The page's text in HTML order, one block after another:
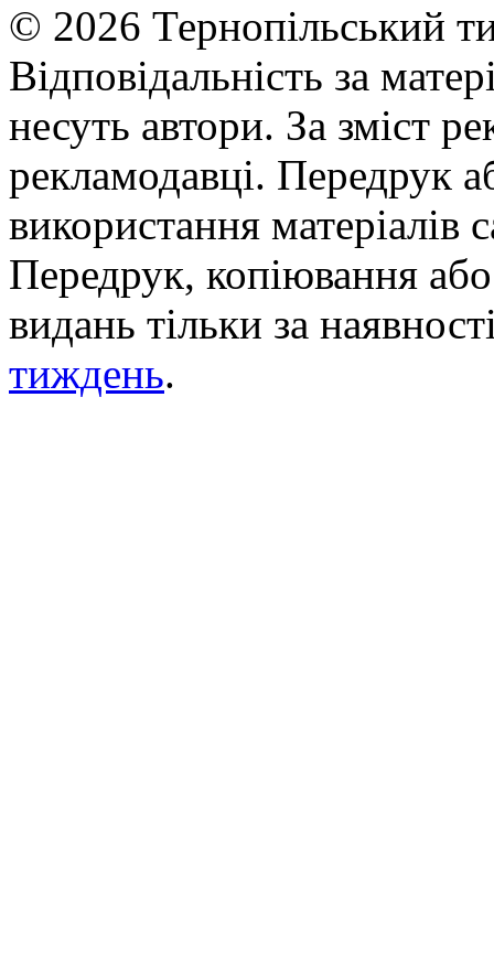
© 2026 Тернопільський
Відповідальність за
несуть автори. За зміст
рекламодавці. Передрук
використання матеріалів
Передрук, копіювання
видань тільки за
тиждень.